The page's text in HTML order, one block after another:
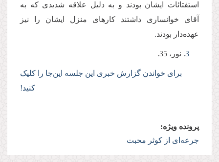
استفتائات ایشان بودند و به دلیل علاقه شدیدی که به
آقای خوانساری داشتند کارهای منزل ایشان را نیز
عهده‌دار بودند.
3. نور، 35.
برای خواندن گزارش خبری این جلسه این‌جا را کلیک
کنید!
پرونده ویژه:
جرعه‌ای از کوثر محبت